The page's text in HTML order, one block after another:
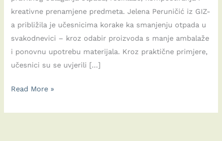
kreativne prenamjene predmeta. Jelena Peruničić iz GIZ-
a približila je učesnicima korake ka smanjenju otpada u
svakodnevici – kroz odabir proizvoda s manje ambalaže
i ponovnu upotrebu materijala. Kroz praktične primjere,
učesnici su se uvjerili […]
Održana
KEZ
Read More »